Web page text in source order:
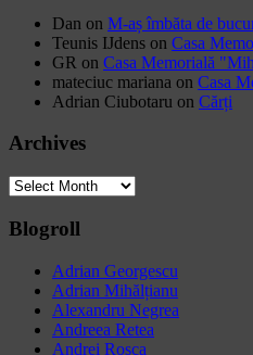
Dan on M-aș îmbăta de
Teunis IJdens on Casa
GR on Casa Memorială
mateciuc mariana on Casa
Adrian Ciubotaru on Cărți
Archives
Archives
Blogroll
Adrian Georgescu
Adrian Mihălțianu
Alexandru Negrea
Andreea Retea
Andrei Roșca